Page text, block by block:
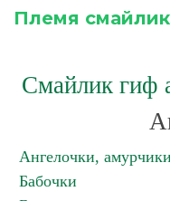
Племя
Смайлик гиф
Ангелочки, амурчики
Бабочки